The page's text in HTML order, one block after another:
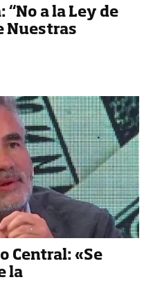
“No a la Ley de
Nuestras
Central: «Se
la